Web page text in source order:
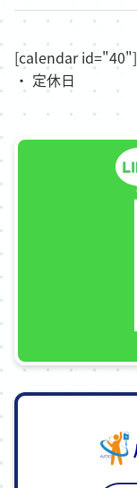
[calendar id="40"]
・ 定休日